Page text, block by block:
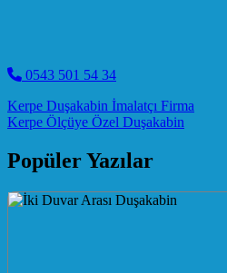
0543 501 54 34
Post navigation
Kerpe Duşakabin İmalatçı Firma
Kerpe Ölçüye Özel Duşakabin
Popüler Yazılar